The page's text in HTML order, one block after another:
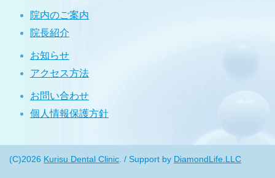
院内のご案内
院長紹介
お知らせ
アクセス方法
お問い合わせ
個人情報保護方針
(C)2026 Kurisu Dental Clinic. / Support by DiamondLife.LLC